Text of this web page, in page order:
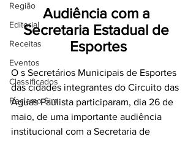
Região
Editorial
Receitas
Eventos
Classificados
Reclamo Sim
Audiência com a
Secretaria Estadual de
Esportes
O s Secretários Municipais de Esportes
das cidades integrantes do Circuito das
Águas Paulista participaram, dia 26 de
maio, de uma importante audiência
institucional com a Secretaria de